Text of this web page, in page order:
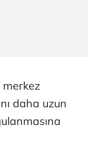
merkez
daha uzun